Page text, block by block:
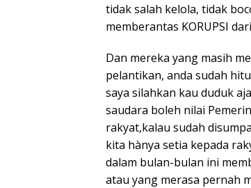
tidak salah kelola, tidak
memberantas KORUPSI
Dan mereka yang masih
pelantikan, anda sudah
saya silahkan kau duduk
saudara boleh nilai
rakyat,kalau sudah
kita hànya setia kepada
dalam bulan-bulan ini
atau yang merasa pernah